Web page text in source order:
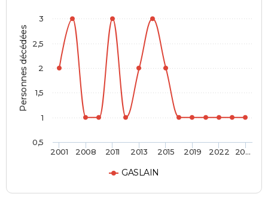
Personnes décédées
GASLAIN
2001 2008 2011 2013 2015 2019 2022 20…
0,5
1
1,5
2
2,5
3